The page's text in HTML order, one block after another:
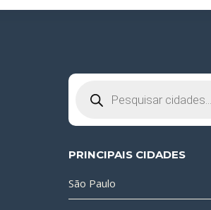
produtos
PRINCIPAIS CIDADES
São Paulo